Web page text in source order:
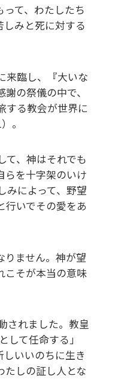
て、わたしたち
みと死に対する
来臨し、『大いな
の祭儀の中で、
する教会が世界に
。
て、神はそれでも
らを十字架のいけ
みによって、野望
行いでその愛をあ
りません。神が望
こそが本当の意味
されました。教皇
て任命する」
いいのちに生き
たしの証し人とな